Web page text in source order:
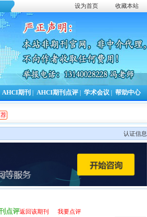
设为首页 收藏本站
AHCI期刊 AHCI期刊点评 学术会议 帮助中心
认证信息
点评返回该期刊
我要点评